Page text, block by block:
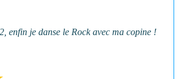
enfin je danse le Rock avec ma copine !